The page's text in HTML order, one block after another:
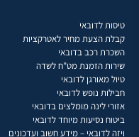
טיסות לדובאי
קבלת הצעת מחיר לאטרקציות
השכרת רכב בדובאי
שירות הזמנת מט"ח לשדה
טיול מאורגן לדובאי
חבילות נופש לדובאי
אזורי לינה מומלצים בדובאי
ביטוח נסיעות מיוחד לדובאי
ויזה לדובאי – מידע חשוב ועדכונים